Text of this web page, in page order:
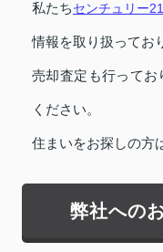
私たちセンチュリー
情報を取り扱ってお
売却査定も行ってお
ください。
住まいをお探しの方
弊社への